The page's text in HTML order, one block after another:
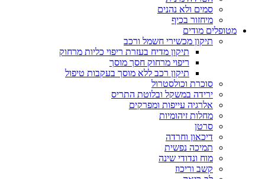
סמים ולא נהנים
מיחזור בכיף
מטופלים מודים
תיקון מכשירי חשמל ורכב
תיקון מדיח בעזרת ריפוי כליות מרחוק
ריפוי מרחוק חסך מוסך
תיקון רכב ללא מוסך בעקבות טיפול
סוכרת וכולסטרול
ירידה במשקל ובלוטת התריס
אלרגיה עייפות ומפרקים
מחלות זיהומיות
סרטן
דיכאון וחרדה
תמיכה נפשית
מוח ונדודי שינה
קשב וריכוז